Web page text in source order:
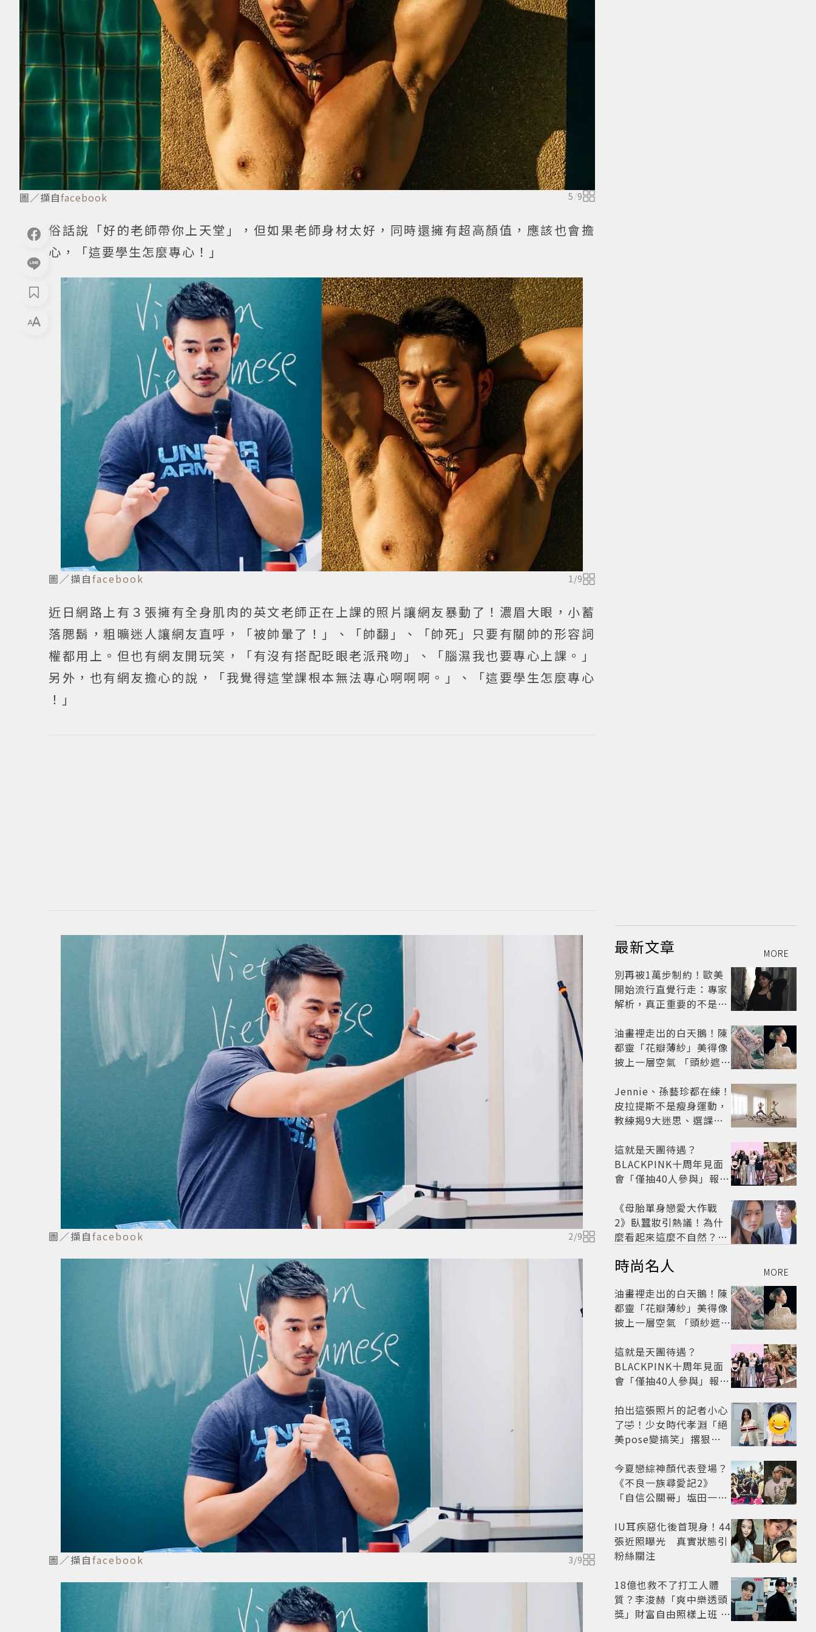
圖／擷自facebook 5/9
俗話說「好的老師帶你上天堂」，但如果老師身材太好，同時還擁有超高顏值，應該也會擔
心，「這要學生怎麼專心！」
圖／擷自facebook 1/9
近日網路上有３張擁有全身肌肉的英文老師正在上課的照片讓網友暴動了！濃眉大眼，小蓄
落腮鬍，粗曠迷人讓網友直呼，「被帥暈了！」、「帥翻」、「帥死」只要有關帥的形容詞
權都用上。但也有網友開玩笑，「有沒有搭配眨眼老派飛吻」、「腦濕我也要專心上課。」
另外，也有網友擔心的說，「我覺得這堂課根本無法專心啊啊啊。」、「這要學生怎麼專心
！」
圖／擷自facebook 2/9
圖／擷自facebook 3/9
最新文章 MORE
別再被1萬步制約！歐美
開始流行直覺行走：專家
解析，真正重要的不是步
油畫裡走出的白天鵝！陳
都靈「花瓣薄紗」美得像
披上一層空氣 「頭紗遮
太仙
Jennie、孫藝珍都在練！
皮拉提斯不是瘦身運動，
教練揭9大迷思、選課真
這就是天團待遇？
BLACKPINK十周年見面
會「僅抽40人參與」報名
怒了😡
《母胎單身戀愛大作戰
2》臥蠶妝引熱議！為什
麼看起來這麼不自然？彩
時尚名人 MORE
油畫裡走出的白天鵝！陳
都靈「花瓣薄紗」美得像
披上一層空氣 「頭紗遮
太仙
這就是天團待遇？
BLACKPINK十周年見面
會「僅抽40人參與」報名
怒了😡
拍出這張照片的記者小心
了🤣！少女時代孝淵「絕
美pose變搞笑」撂狠
今夏戀綜神顏代表登場？
《不良一族尋愛記2》
「自信公關哥」塩田一馬
老闆
IU耳疾惡化後首現身！44
張近照曝光 真實狀態引
粉絲關注
18億也救不了打工人體
質？李浚赫「爽中樂透頭
獎」財富自由照樣上班 西